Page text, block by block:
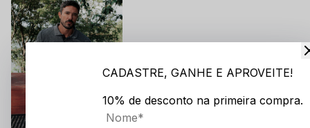
CADASTRE, GANHE E APROVEITE!
10% de desconto na primeira compra.